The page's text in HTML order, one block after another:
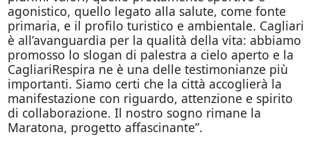
agonistico, quello legato alla salute, come fonte
primaria, e il profilo turistico e ambientale. Cagliari
è all’avanguardia per la qualità della vita: abbiamo
promosso lo slogan di palestra a cielo aperto e la
CagliariRespira ne è una delle testimonianze più
importanti. Siamo certi che la città accoglierà la
manifestazione con riguardo, attenzione e spirito
di collaborazione. Il nostro sogno rimane la
Maratona, progetto affascinante”.